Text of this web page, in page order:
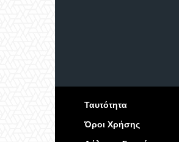
Ταυτότητα
Όροι Χρήσης